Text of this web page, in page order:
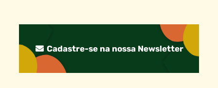
Cadastre-se na nossa Newsletter